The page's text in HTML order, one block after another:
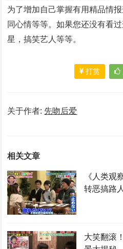
为了增加自己掌握有用精品情
同心情等等。如果您还没有看
星，搞笑艺人等等。
打赏
关于作者: 先吻后爱
相关文章
《人类观
转恶搞路人
大笑翻滚